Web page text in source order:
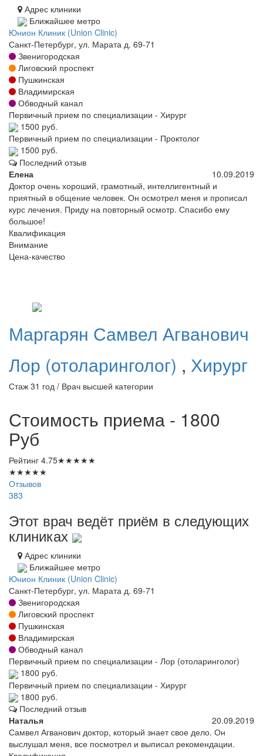
Адрес клиники
Ближайшее метро
Юнион Клиник (Union Clinic)
Санкт-Петербург, ул. Марата д. 69-71
Звенигородская
Лиговский проспект
Пушкинская
Владимирская
Обводный канал
Первичный прием по специализации - Хирург
1500 руб.
Первичный прием по специализации - Проктолог
1500 руб.
Последний отзыв
Елена
10.09.2019
Доктор очень хороший, грамотный, интеллигентный и
приятный в общение человек. Он осмотрел меня и прописал
курс лечения. Приду на повторный осмотр. Спасибо ему
большое!
Квалификация
Внимание
Цена-качество
Маргарян Самвел Агванович
Лор (отоларинголог) , Хирург
Стаж 31 год / Врач высшей категории
Стоимость приема - 1800
Руб
Рейтинг 4.75★★★★★
★★★★★
Отзывов
383
Этот врач ведёт приём в следующих
клиниках
Адрес клиники
Ближайшее метро
Юнион Клиник (Union Clinic)
Санкт-Петербург, ул. Марата д. 69-71
Звенигородская
Лиговский проспект
Пушкинская
Владимирская
Обводный канал
Первичный прием по специализации - Лор (отоларинголог)
1800 руб.
Первичный прием по специализации - Хирург
1800 руб.
Последний отзыв
Наталья
20.09.2019
Самвел Агванович доктор, который знает свое дело. Он
выслушал меня, все посмотрел и выписал рекомендации.